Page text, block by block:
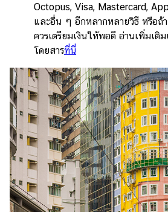
Octopus, Visa, Mastercard,
และอื่น ๆ อีกหลากหลายวิธี หรือถ้
ควรเตรียมเงินให้พอดี อ่านเพิ่มเติม
โดยสารที่นี่